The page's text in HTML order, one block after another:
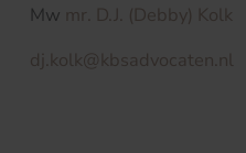
Mw mr. D.J. (Debby) Kolk
dj.kolk@kbsadvocaten.nl